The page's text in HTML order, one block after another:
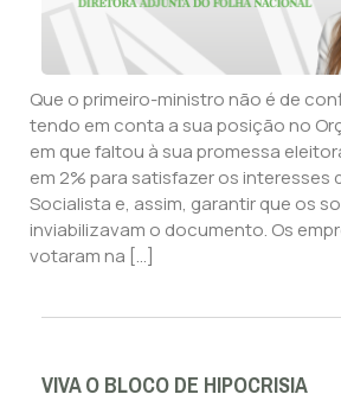
Que o primeiro-ministro não é de
tendo em conta a sua posição no
em que faltou à sua promessa
em 2% para satisfazer os interesses
Socialista e, assim, garantir que os
inviabilizavam o documento. Os
votaram na […]
VIVA O BLOCO DE HIPOCRISIA